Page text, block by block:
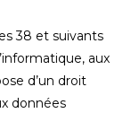
38 et suivants
aux
d’un droit
données